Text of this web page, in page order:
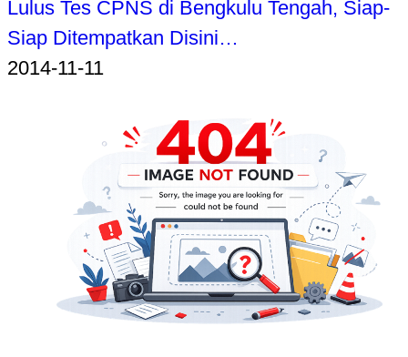
Lulus Tes CPNS di Bengkulu Tengah, Siap-
Siap Ditempatkan Disini…
2014-11-11